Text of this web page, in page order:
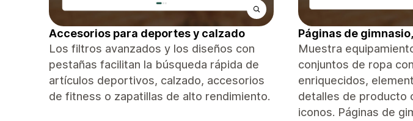
Accesorios para deportes y calzado
Los filtros avanzados y los diseños con
pestañas facilitan la búsqueda rápida de
artículos deportivos, calzado, accesorios
de fitness o zapatillas de alto rendimiento.
Páginas de
Muestra
conjuntos de ropa
enriquecidos,
detalles de producto
iconos. Páginas de